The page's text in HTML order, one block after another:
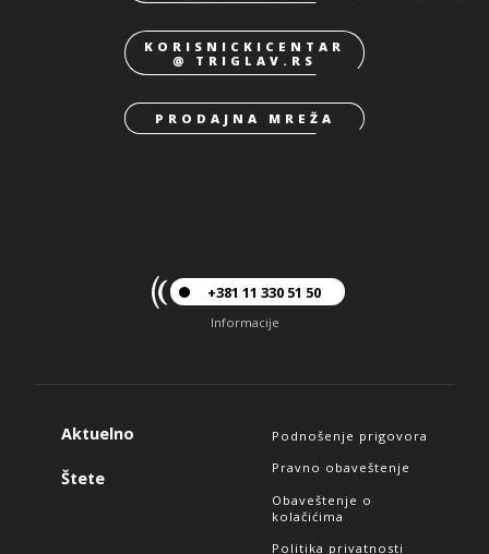
KORISNICKICENTAR
@ TRIGLAV.RS
PRODAJNA MREŽA
+381 11 330 51 50
Informacije
Aktuelno
Štete
Podnošenje prigovora
Pravno obaveštenje
Obaveštenje o
kolačićima
Politika privatnosti